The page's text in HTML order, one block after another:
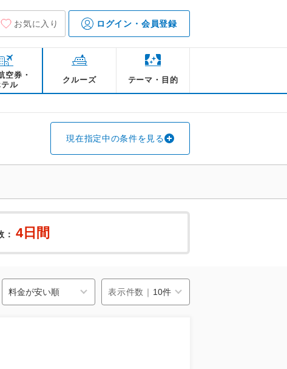
お気に入り ログイン・会員登録
空券・
ル
クルーズ テーマ・目的
現在指定中の条件を見る
： 4日間
表示件数｜